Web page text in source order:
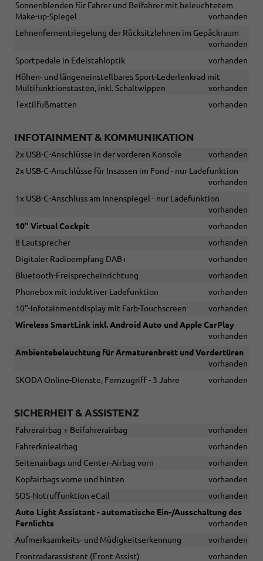
Sonnenblenden für Fahrer und Beifahrer mit beleuchtetem
Make-up-Spiegel
vorhanden
Lehnenfernentriegelung der Rücksitzlehnen im Gepäckraum
vorhanden
Sportpedale in Edelstahloptik
vorhanden
Höhen- und längeneinstellbares Sport-Lederlenkrad mit
Multifunktionstasten, inkl. Schaltwippen
vorhanden
Textilfußmatten
vorhanden
INFOTAINMENT & KOMMUNIKATION
2x USB-C-Anschlüsse in der vorderen Konsole
vorhanden
2x USB-C-Anschlüsse für Insassen im Fond - nur Ladefunktion
vorhanden
1x USB-C-Anschluss am Innenspiegel - nur Ladefunktion
vorhanden
10" Virtual Cockpit
vorhanden
8 Lautsprecher
vorhanden
Digitaler Radioempfang DAB+
vorhanden
Bluetooth-Freisprecheinrichtung
vorhanden
Phonebox mit induktiver Ladefunktion
vorhanden
10"-Infotainmentdisplay mit Farb-Touchscreen
vorhanden
Wireless SmartLink inkl. Android Auto und Apple CarPlay
vorhanden
Ambientebeleuchtung für Armaturenbrett und Vordertüren
vorhanden
SKODA Online-Dienste, Fernzugriff - 3 Jahre
vorhanden
SICHERHEIT & ASSISTENZ
Fahrerairbag + Beifahrerairbag
vorhanden
Fahrerknieairbag
vorhanden
Seitenairbags und Center-Airbag vorn
vorhanden
Kopfairbags vorne und hinten
vorhanden
SOS-Notruffunktion eCall
vorhanden
Auto Light Assistant - automatische Ein-/Ausschaltung des
Fernlichts
vorhanden
Aufmerksamkeits- und Müdigkeitserkennung
vorhanden
Frontradarassistent (Front Assist)
vorhanden